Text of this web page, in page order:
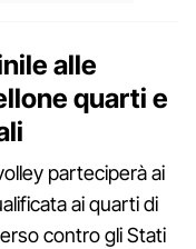
alle
quarti e
parteciperà ai
ai quarti di
contro gli Stati